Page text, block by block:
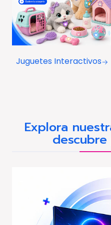
Juguetes Interactivos
Explora